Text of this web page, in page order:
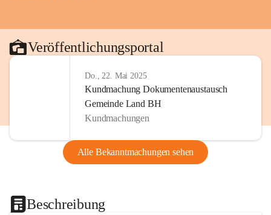
Veröffentlichungsportal
Do., 22. Mai 2025
Kundmachung Dokumentenaustausch
Gemeinde Land BH
Kundmachungen
Alle Bekanntmachungen sehen
Beschreibung